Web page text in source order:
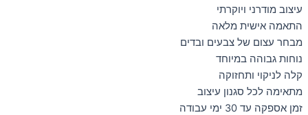
עיצוב מודרני ויוקרתי
התאמה אישית מלאה
מבחר עצום של צבעים ובדים
נוחות גבוהה במיוחד
קלה לניקוי ותחזוקה
מתאימה לכל סגנון עיצוב
זמן אספקה עד 30 ימי עבודה